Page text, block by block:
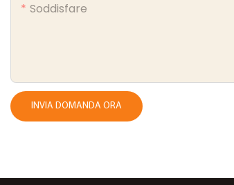
Soddisfare
INVIA DOMANDA ORA